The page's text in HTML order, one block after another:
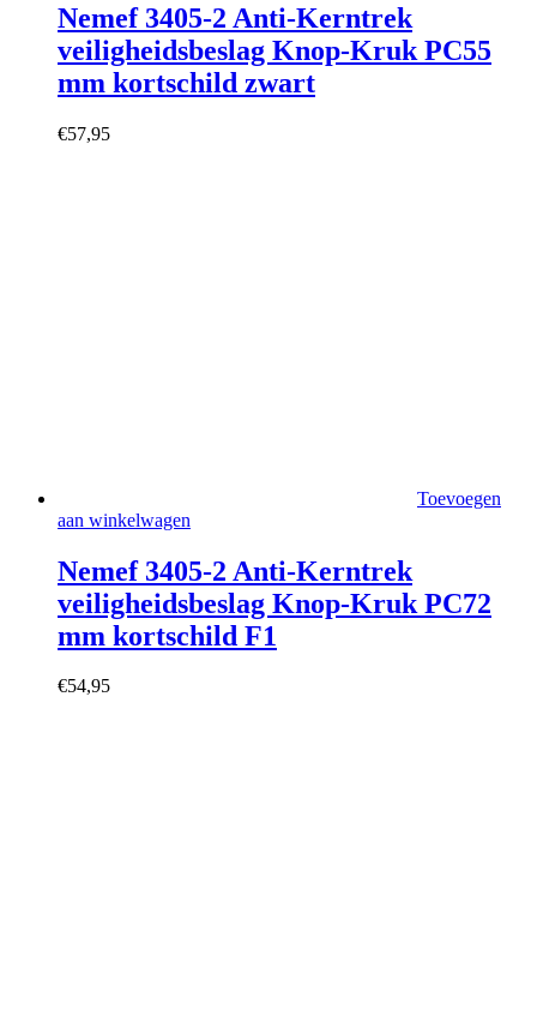
Nemef 3405-2 Anti-Kerntrek
veiligheidsbeslag Knop-Kruk PC55
mm kortschild zwart
€57,95
Toevoegen
aan winkelwagen
Nemef 3405-2 Anti-Kerntrek
veiligheidsbeslag Knop-Kruk PC72
mm kortschild F1
€54,95